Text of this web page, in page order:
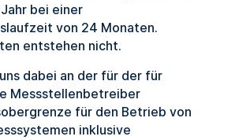
bei einer
von 24 Monaten.
entstehen nicht.
dabei an der für der für
Messstellenbetreiber
für den Betrieb von
inklusive